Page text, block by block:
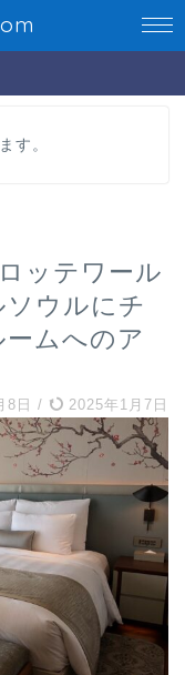
す。
ッテワール
ソウルにチ
ムへのア
8日 / 2025年1月7日